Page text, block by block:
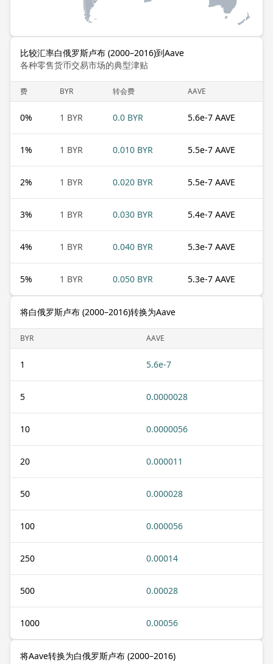
比较汇率白俄罗斯卢布 (2000–2016)到Aave
各种零售货币交易市场的典型津贴
费 BYR 转会费 AAVE
0% 1 BYR 0.0 BYR 5.6e-7 AAVE
1% 1 BYR 0.010 BYR 5.5e-7 AAVE
2% 1 BYR 0.020 BYR 5.5e-7 AAVE
3% 1 BYR 0.030 BYR 5.4e-7 AAVE
4% 1 BYR 0.040 BYR 5.3e-7 AAVE
5% 1 BYR 0.050 BYR 5.3e-7 AAVE
将白俄罗斯卢布 (2000–2016)转换为Aave
BYR AAVE
1 5.6e-7
5 0.0000028
10 0.0000056
20 0.000011
50 0.000028
100 0.000056
250 0.00014
500 0.00028
1000 0.00056
将Aave转换为白俄罗斯卢布 (2000–2016)